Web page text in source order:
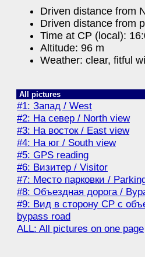
Driven distance from
Driven distance from
Time at CP (local):
Altitude: 96 m
Weather: clear, fitful
All pictures
#1: Запад / West
#2: На север / North view
#3: На восток / East view
#4: На юг / South view
#5: GPS reading
#6: Визитер / Visitor
#7: Место парковки /
#8: Объездная дорога /
#9: Вид в сторону СР с
bypass road
ALL: All pictures on one page